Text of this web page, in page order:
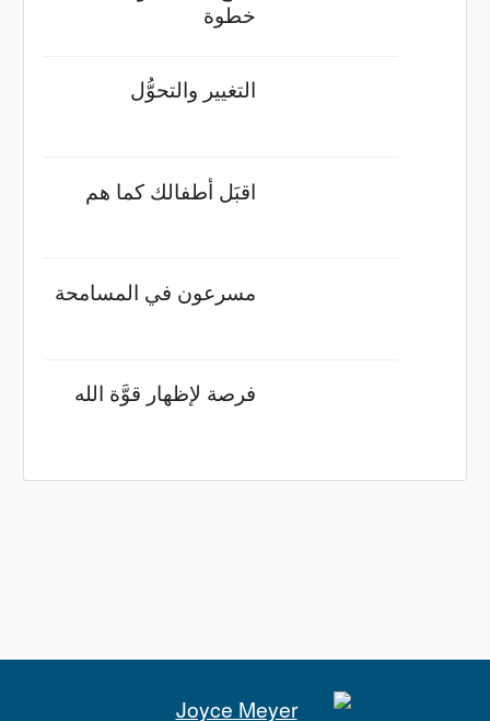
خطوة
التغيير والتحوُّل
اقبَل أطفالك كما هم
مسرعون في المسامحة
فرصة لإظهار قوَّة الله